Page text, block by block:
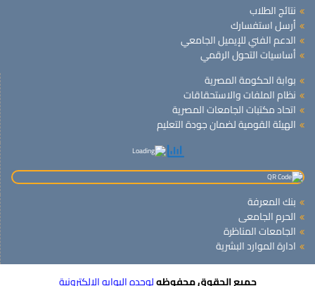
نتائج الطلاب
أرسل استفسارك
الدعم الفني للإيميل الجامعي
أساسيات التحول الرقمي
بوابة الحكومة المصرية
نظام الملفات والاستحقاقات
اتحاد مكتبات الجامعات المصرية
الهيئة القومية لضمان جودة التعليم
بنك المعرفة
الحرم الجامعى
الجامعات المناظرة
ادارة الموارد البشرية
جميع الحقوق محفوظهلوحده البوابه الالكترونية